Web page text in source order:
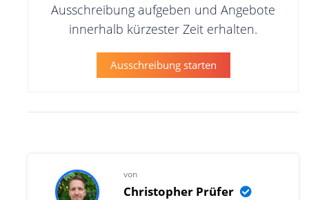
Ausschreibung aufgeben und Angebote
innerhalb kürzester Zeit erhalten.
Ausschreibung starten
von
Christopher Prüfer